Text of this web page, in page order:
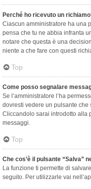
Perché ho ricevuto un
Ciascun amministratore ha una
pensa che tu ne abbia infranta
notare che questa è una
niente a che fare con questi
Top
Come posso segnalare
Se l’amministratore l’ha
dovresti vedere un pulsante
Cliccandolo sarai introdotto alla
messaggi.
Top
Che cos’è il pulsante “Salva”
La funzione ti permette di
seguito. Per utilizzarle vai